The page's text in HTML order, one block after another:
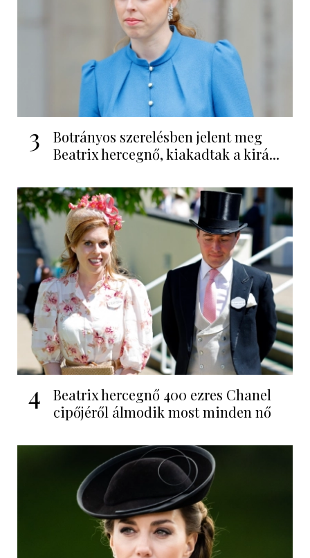
3
Botrányos szerelésben jelent meg
Beatrix hercegnő, kiakadtak a kirá...
4
Beatrix hercegnő 400 ezres Chanel
cipőjéről álmodik most minden nő